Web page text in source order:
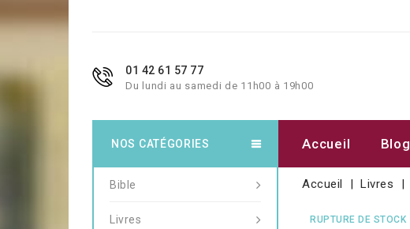
01 42 61 57 77
Du lundi au samedi de 11h00 à 19h00
Accueil Blog
Accueil Livres
RUPTURE DE STOCK
NOS CATÉGORIES
Bible
Livres